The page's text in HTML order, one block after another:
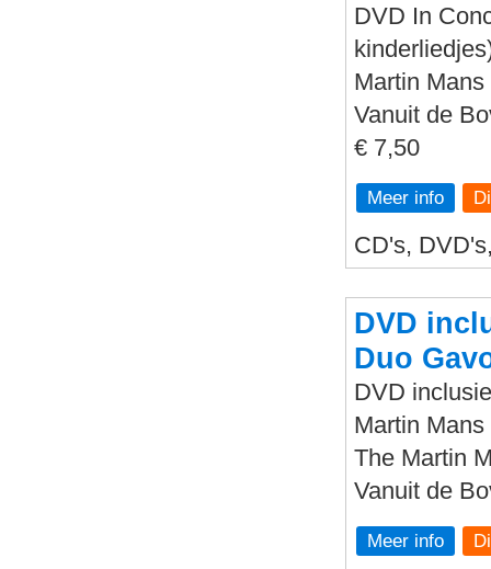
DVD In
Martin
Vanuit de
€ 7,50
Meer info
CD's,
DVD
Duo
DVD
Martin
The Martin
Vanuit de
Meer info